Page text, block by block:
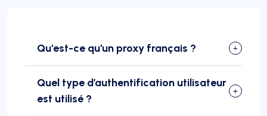
Qu'est-ce qu'un proxy français ?
Quel type d’authentification utilisateur
est utilisé ?